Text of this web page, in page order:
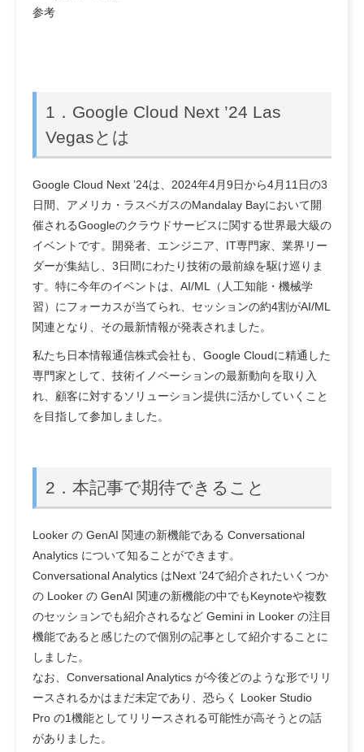
参考
1．Google Cloud Next ’24 Las
Vegasとは
Google Cloud Next ’24は、2024年4月9日から4月11日の3
日間、アメリカ・ラスベガスのMandalay Bayにおいて開
催されるGoogleのクラウドサービスに関する世界最大級の
イベントです。開発者、エンジニア、IT専門家、業界リー
ダーが集結し、3日間にわたり技術の最前線を駆け巡りま
す。特に今年のイベントは、AI/ML（人工知能・機械学
習）にフォーカスが当てられ、セッションの約4割がAI/ML
関連となり、その最新情報が発表されました。
私たち日本情報通信株式会社も、Google Cloudに精通した
専門家として、技術イノベーションの最新動向を取り入
れ、顧客に対するソリューション提供に活かしていくこと
を目指して参加しました。
2．本記事で期待できること
Looker の GenAI 関連の新機能である Conversational
Analytics について知ることができます。
Conversational Analytics はNext ’24で紹介されたいくつか
の Looker の GenAI 関連の新機能の中でもKeynoteや複数
のセッションでも紹介されるなど Gemini in Looker の注目
機能であると感じたので個別の記事として紹介することに
しました。
なお、Conversational Analytics が今後どのような形でリリ
ースされるかはまだ未定であり、恐らく Looker Studio
Pro の1機能としてリリースされる可能性が高そうとの話
がありました。